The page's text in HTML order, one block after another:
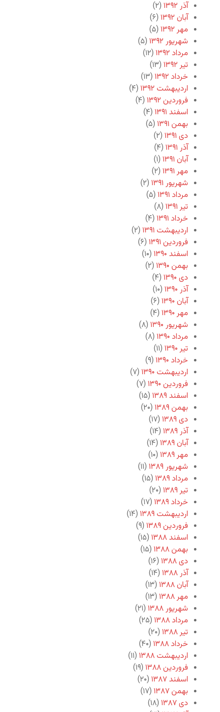
آذر ۱۳۹۲
(۲)
آبان ۱۳۹۲
(۶)
مهر ۱۳۹۲
(۵)
شهریور ۱۳۹۲
(۵)
مرداد ۱۳۹۲
(۱۲)
تیر ۱۳۹۲
(۱۳)
خرداد ۱۳۹۲
(۱۳)
اردیبهشت ۱۳۹۲
(۴)
فروردین ۱۳۹۲
(۴)
اسفند ۱۳۹۱
(۴)
بهمن ۱۳۹۱
(۵)
دی ۱۳۹۱
(۲)
آذر ۱۳۹۱
(۴)
آبان ۱۳۹۱
(۱)
مهر ۱۳۹۱
(۲)
شهریور ۱۳۹۱
(۲)
مرداد ۱۳۹۱
(۵)
تیر ۱۳۹۱
(۸)
خرداد ۱۳۹۱
(۴)
اردیبهشت ۱۳۹۱
(۲)
فروردین ۱۳۹۱
(۶)
اسفند ۱۳۹۰
(۱۰)
بهمن ۱۳۹۰
(۲)
دی ۱۳۹۰
(۴)
آذر ۱۳۹۰
(۱۰)
آبان ۱۳۹۰
(۶)
مهر ۱۳۹۰
(۴)
شهریور ۱۳۹۰
(۸)
مرداد ۱۳۹۰
(۸)
تیر ۱۳۹۰
(۱۱)
خرداد ۱۳۹۰
(۹)
اردیبهشت ۱۳۹۰
(۷)
فروردین ۱۳۹۰
(۷)
اسفند ۱۳۸۹
(۱۵)
بهمن ۱۳۸۹
(۲۰)
دی ۱۳۸۹
(۱۷)
آذر ۱۳۸۹
(۱۴)
آبان ۱۳۸۹
(۱۴)
مهر ۱۳۸۹
(۱۰)
شهریور ۱۳۸۹
(۱۱)
مرداد ۱۳۸۹
(۱۵)
تیر ۱۳۸۹
(۲۰)
خرداد ۱۳۸۹
(۱۷)
اردیبهشت ۱۳۸۹
(۱۴)
فروردین ۱۳۸۹
(۹)
اسفند ۱۳۸۸
(۱۵)
بهمن ۱۳۸۸
(۱۵)
دی ۱۳۸۸
(۱۶)
آذر ۱۳۸۸
(۱۴)
آبان ۱۳۸۸
(۱۳)
مهر ۱۳۸۸
(۱۳)
شهریور ۱۳۸۸
(۲۱)
مرداد ۱۳۸۸
(۲۵)
تیر ۱۳۸۸
(۲۰)
خرداد ۱۳۸۸
(۴۰)
اردیبهشت ۱۳۸۸
(۱۱)
فروردین ۱۳۸۸
(۱۹)
اسفند ۱۳۸۷
(۲۰)
بهمن ۱۳۸۷
(۱۷)
دی ۱۳۸۷
(۱۸)